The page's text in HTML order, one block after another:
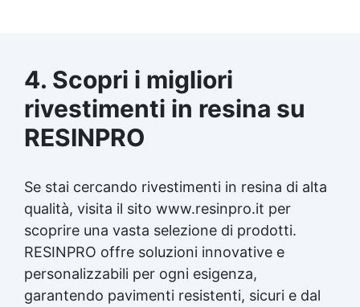
4. Scopri i migliori
rivestimenti in resina su
RESINPRO
Se stai cercando rivestimenti in resina di alta
qualità, visita il sito www.resinpro.it per
scoprire una vasta selezione di prodotti.
RESINPRO offre soluzioni innovative e
personalizzabili per ogni esigenza,
garantendo pavimenti resistenti, sicuri e dal